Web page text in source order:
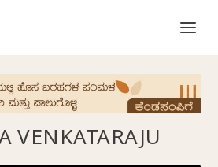
VENKATARAJU